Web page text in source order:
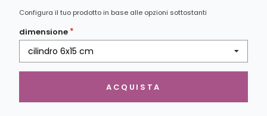
Configura il tuo prodotto in base alle opzioni sottostanti
dimensione
cilindro 6x15 cm
ACQUISTA